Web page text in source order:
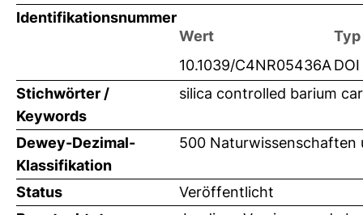
Identifikationsnummer
Wert
Typ
10.1039/C4NR05436ADOI
Stichwörter /
Keywords
silica controlled barium
Dewey-Dezimal-
Klassifikation
500 Naturwissenschaften
Status
Veröffentlicht